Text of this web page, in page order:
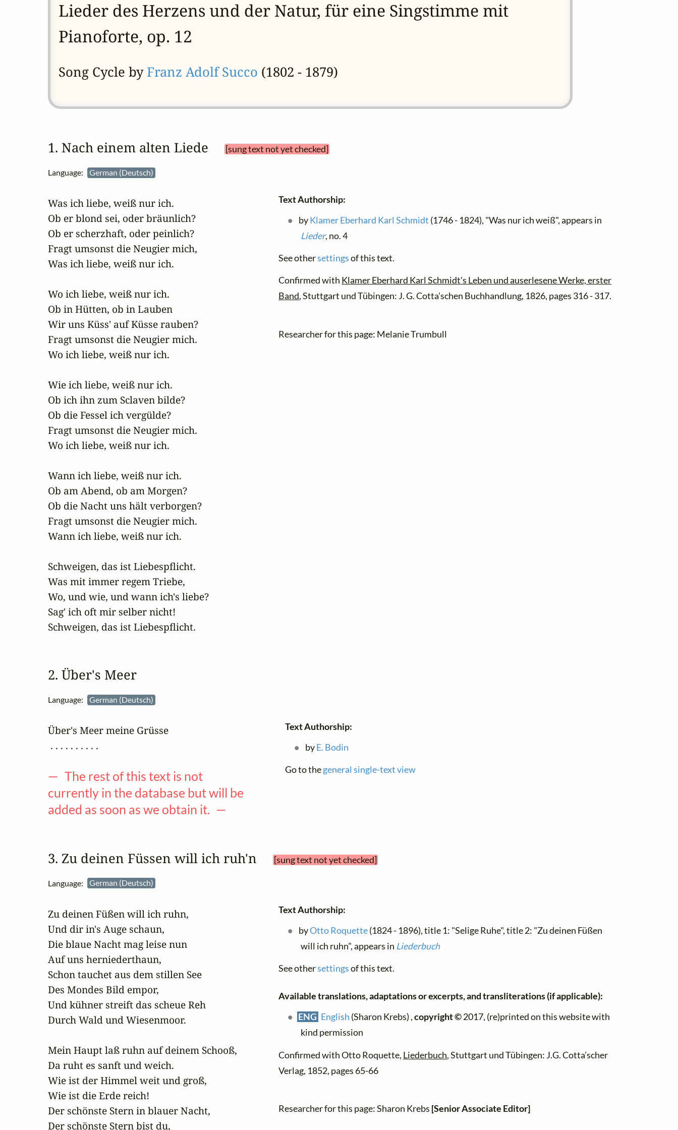
Lieder des Herzens und der Natur, für eine Singstimme mit
Pianoforte, op. 12
Song Cycle by Franz Adolf Succo (1802 - 1879)
1. Nach einem alten Liede [sung text not yet checked]
Language: German (Deutsch)
Was ich liebe, weiß nur ich.
Ob er blond sei, oder bräunlich?
Ob er scherzhaft, oder peinlich?
Fragt umsonst die Neugier mich,
Was ich liebe, weiß nur ich.
Wo ich liebe, weiß nur ich.
Ob in Hütten, ob in Lauben
Wir uns Küss' auf Küsse rauben?
Fragt umsonst die Neugier mich.
Wo ich liebe, weiß nur ich.
Wie ich liebe, weiß nur ich.
Ob ich ihn zum Sclaven bilde?
Ob die Fessel ich vergülde?
Fragt umsonst die Neugier mich.
Wo ich liebe, weiß nur ich.
Wann ich liebe, weiß nur ich.
Ob am Abend, ob am Morgen?
Ob die Nacht uns hält verborgen?
Fragt umsonst die Neugier mich.
Wann ich liebe, weiß nur ich.
Schweigen, das ist Liebespflicht.
Was mit immer regem Triebe,
Wo, und wie, und wann ich's liebe?
Sag' ich oft mir selber nicht!
Schweigen, das ist Liebespflicht.
Text Authorship:
byKlamer Eberhard Karl Schmidt (1746 - 1824), "Was nur ich weiß", appears in
Lieder, no. 4
See othersettingsof this text.
Confirmed with Klamer Eberhard Karl Schmidt's Leben und auserlesene Werke, erster
Band, Stuttgart und Tübingen: J. G. Cotta'schen Buchhandlung, 1826, pages 316 - 317.
Researcher for this page: Melanie Trumbull
2. Über's Meer
Language: German (Deutsch)
Über's Meer meine Grüsse
. . . . . . . . . .
— The rest of this text is not
currently in the database but will be
added as soon as we obtain it. —
Text Authorship:
byE. Bodin
Go to thegeneral single-text view
3. Zu deinen Füssen will ich ruh'n [sung text not yet checked]
Language: German (Deutsch)
Zu deinen Füßen will ich ruhn,
Und dir in's Auge schaun,
Die blaue Nacht mag leise nun
Auf uns herniederthaun,
Schon tauchet aus dem stillen See
Des Mondes Bild empor,
Und kühner streift das scheue Reh
Durch Wald und Wiesenmoor.
Mein Haupt laß ruhn auf deinem Schooß,
Da ruht es sanft und weich.
Wie ist der Himmel weit und groß,
Wie ist die Erde reich!
Der schönste Stern in blauer Nacht,
Der schönste Stern bist du,
Text Authorship:
byOtto Roquette(1824 - 1896), title 1: "Selige Ruhe", title 2: "Zu deinen Füßen
will ich ruhn", appears in Liederbuch
See othersettingsof this text.
Available translations, adaptations or excerpts, and transliterations (if applicable):
ENG English (Sharon Krebs) ,copyright ©2017, (re)printed on this website with
kind permission
Confirmed with Otto Roquette, Liederbuch, Stuttgart und Tübingen: J.G. Cotta’scher
Verlag, 1852, pages 65-66
Researcher for this page: Sharon Krebs [Senior Associate Editor]